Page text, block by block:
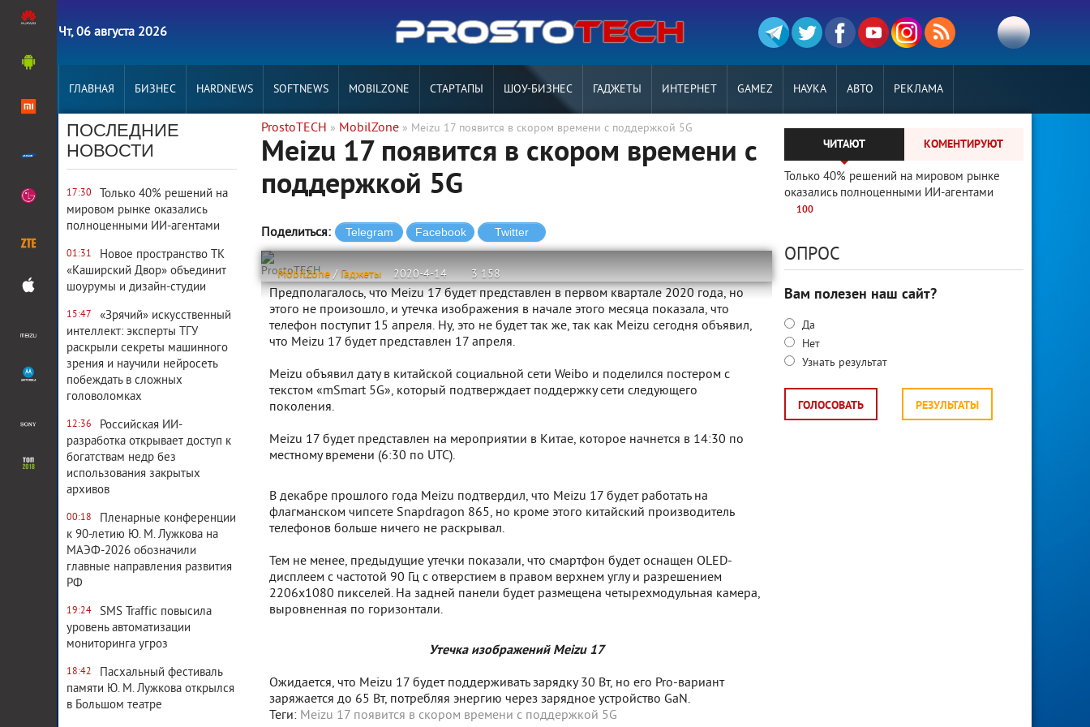
Чт, 06 августа 2026
ГЛАВНАЯ БИЗНЕС HARDNEWS SOFTNEWS MOBILZONE СТАРТАПЫ ШОУ-БИЗНЕС ГАДЖЕТЫ ИНТЕРНЕТ GAMEZ НАУКА АВТО РЕКЛАМА
ПОСЛЕДНИЕ
НОВОСТИ
17:30
Только 40% решений на
мировом рынке оказались
полноценными ИИ-агентами
01:31
Новое пространство ТК
«Каширский Двор» объединит
шоурумы и дизайн-студии
15:47
«Зрячий» искусственный
интеллект: эксперты ТГУ
раскрыли секреты машинного
зрения и научили нейросеть
побеждать в сложных
головоломках
12:36
Российская ИИ-
разработка открывает доступ к
богатствам недр без
использования закрытых
архивов
00:18
Пленарные конференции
к 90-летию Ю. М. Лужкова на
МАЭФ-2026 обозначили
главные направления развития
РФ
19:24
SMS Traffic повысила
уровень автоматизации
мониторинга угроз
18:42
Пасхальный фестиваль
памяти Ю. М. Лужкова открылся
в Большом театре
ProstoTECH » MobilZone » Meizu 17 появится в скором времени с поддержкой 5G
Meizu 17 появится в скором времени с
поддержкой 5G
Поделиться:
MobilZone / Гаджеты 2020-4-14 3 158
ProstoTECH
Предполагалось, что Meizu 17 будет представлен в первом квартале 2020 года, но
этого не произошло, и утечка изображения в начале этого месяца показала, что
телефон поступит 15 апреля. Ну, это не будет так же, так как Meizu сегодня объявил,
что Meizu 17 будет представлен 17 апреля.
Meizu объявил дату в китайской социальной сети Weibo и поделился постером с
текстом «mSmart 5G», который подтверждает поддержку сети следующего
поколения.
Meizu 17 будет представлен на мероприятии в Китае, которое начнется в 14:30 по
местному времени (6:30 по UTC).
В декабре прошлого года Meizu подтвердил, что Meizu 17 будет работать на
флагманском чипсете Snapdragon 865, но кроме этого китайский производитель
телефонов больше ничего не раскрывал.
Тем не менее, предыдущие утечки показали, что смартфон будет оснащен OLED-
дисплеем с частотой 90 Гц с отверстием в правом верхнем углу и разрешением
2206x1080 пикселей. На задней панели будет размещена четырехмодульная камера,
выровненная по горизонтали.
Утечка изображений Meizu 17
Ожидается, что Meizu 17 будет поддерживать зарядку 30 Вт, но его Pro-вариант
заряжается до 65 Вт, потребляя энергию через зарядное устройство GaN.
Теги: Meizu 17 появится в скором времени с поддержкой 5G
ЧИТАЮТ КОМЕНТИРУЮТ
Только 40% решений на мировом рынке
оказались полноценными ИИ-агентами
100
ОПРОС
Вам полезен наш сайт?
Да
Нет
Узнать результат
ГОЛОСОВАТЬ РЕЗУЛЬТАТЫ